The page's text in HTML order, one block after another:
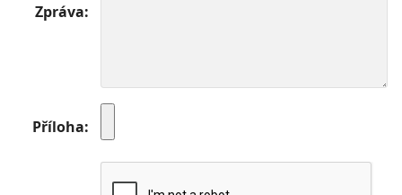
Zpráva
Příloha